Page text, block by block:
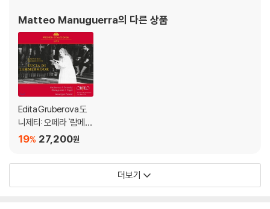
Matteo Manuguerra의 다른 상품
Edita Gruberova 도
니제티: 오페라 `람메르
무어의 루치아` (Doniz
rmoor) 에디타 그루베
27,200원
19%
더보기